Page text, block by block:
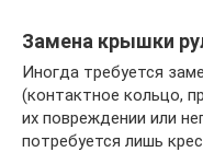
Замена крышки
Иногда требуется
(контактное кольцо,
их повреждении или
потребуется лишь